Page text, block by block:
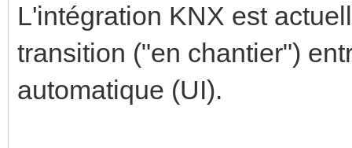
L'intégration KNX est
transition ("en chantier")
automatique (UI).